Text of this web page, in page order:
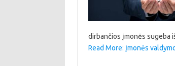
dirbančios įmonės sugeba
Read More: Įmonės